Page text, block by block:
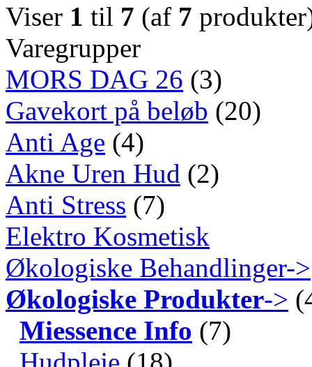
Viser 1 til 7 (af 7
Varegrupper
MORS DAG 26 (3)
Gavekort på beløb (20)
Anti Age (4)
Akne Uren Hud (2)
Anti Stress (7)
Elektro Kosmetisk
Økologiske Behandlinger->
Økologiske Produkter->
Miessence Info (7)